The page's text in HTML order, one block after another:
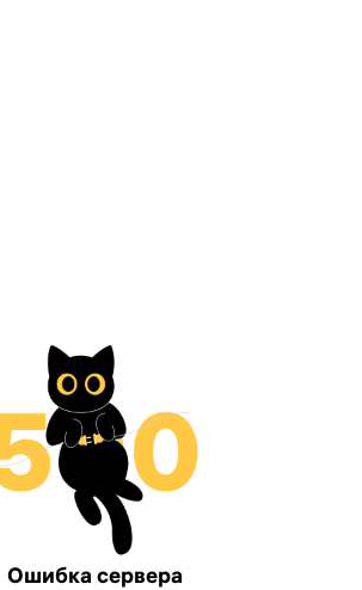
Ошибка сервера